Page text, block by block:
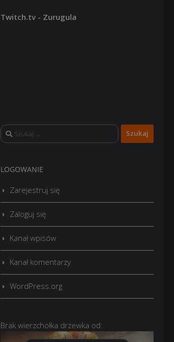
Twitch.tv - Zurugula
Szukaj:
LOGOWANIE
Zarejestruj się
Zaloguj się
Kanał wpisów
Kanał komentarzy
WordPress.org
Brak wierzchołka drzewka od: